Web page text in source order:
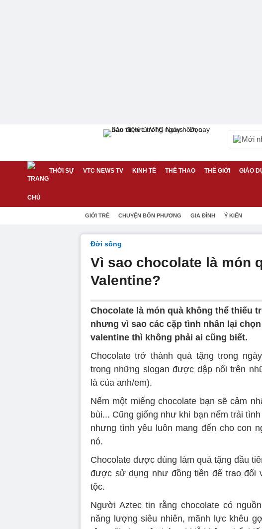
Mới
THỜI SỰ VTC NEWS TV KINH TẾ THỂ THAO THẾ GIỚI GIÁO
GIỚI TRẺ CHUYỆN BỐN PHƯƠNG GIA ĐÌNH Ý KIẾN
Đời sống
Vì sao chocolate là món
Valentine?
Chocolate là món quà không thể thiếu
nhưng vì sao các cặp tình nhân lại
valentine thì không phải ai cũng biết.
Chocolate trở thành quà tặng trong
trong những slogan được dập nổi trên
là của anh/em).
Nếm một miếng chocolate bạn sẽ cảm
bùi... Cũng giống như khi bạn nếm trải
nhưng tình yêu luôn mang đến cho con
nó.
Chocolate được dùng làm quà tặng đầu
được sử dụng như đồng tiền để trao đổi
tộc.
Người Aztec tin rằng chocolate có
năng lượng siêu nhiên, mãnh lực khêu